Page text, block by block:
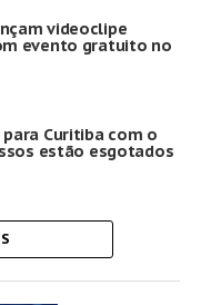
videoclipe
evento gratuito no
Curitiba com o
estão esgotados